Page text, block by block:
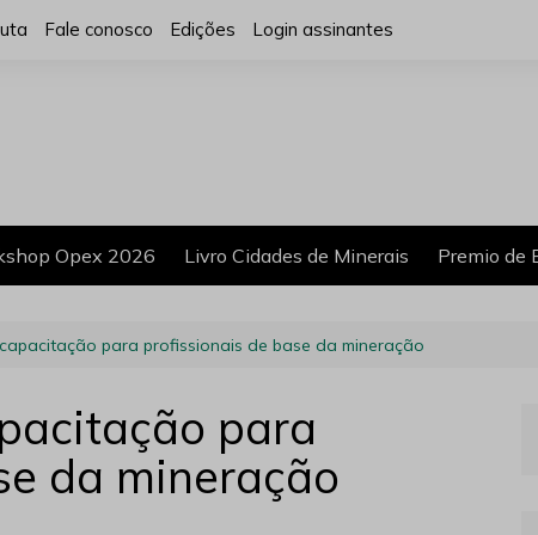
Fale conosco Edições Login assinantes
Opex 2026 Livro Cidades de Minerais Premio de
para profissionais de base da mineração
para
da mineração